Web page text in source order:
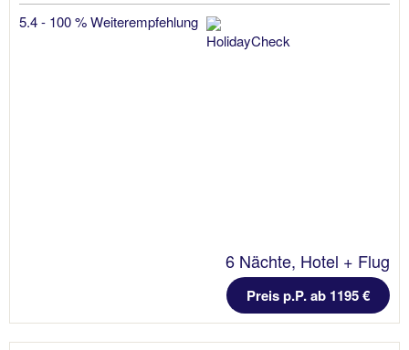
5.4 - 100 % Weiterempfehlung
6 Nächte, Hotel + Flug
Preis p.P. ab 1195 €